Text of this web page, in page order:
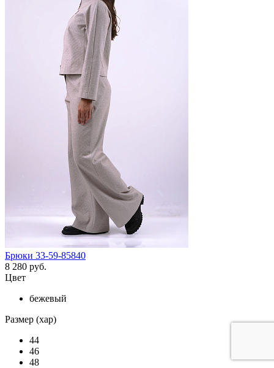
Брюки 33-59-85840
8 280 руб.
Цвет
бежевый
Размер (хар)
44
46
48